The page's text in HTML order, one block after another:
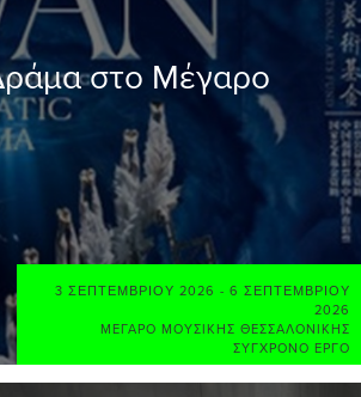
στο Μέγαρο
3 ΣΕΠΤΕΜΒΡΊΟΥ 2026 - 6 ΣΕΠΤΕΜΒΡΊΟΥ
2026
ΜΈΓΑΡΟ ΜΟΥΣΙΚΉΣ ΘΕΣΣΑΛΟΝΊΚΗΣ
ΣΎΓΧΡΟΝΟ ΈΡΓΟ